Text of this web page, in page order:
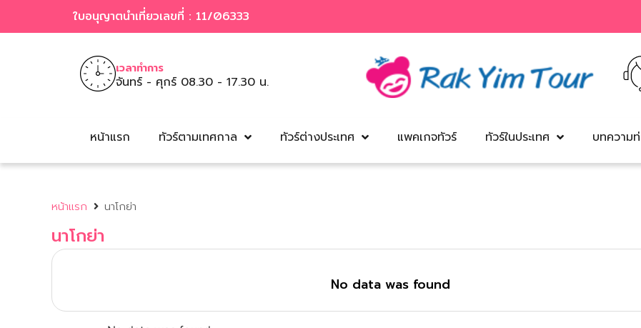
ใบอนุญาตนำเที่ยวเลขที่ : 11/06333
เวลาทำการ
จันทร์ - ศุกร์ 08.30 - 17.30 น.
หน้าแรก ทัวร์ตามเทศกาล ทัวร์ต่างประเทศ แพคเกจทัวร์ ทัวร์ในประเทศ บทความ
หน้าแรก นาโกย่า
นาโกย่า
No data was found